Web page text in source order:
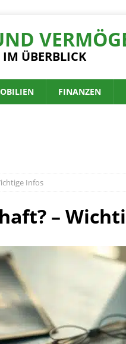
ÜBERBLICK
FINANZEN
Infos
–